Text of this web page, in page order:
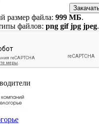
размер файла: 999 МБ.
файлов: png gif jpg jpeg.